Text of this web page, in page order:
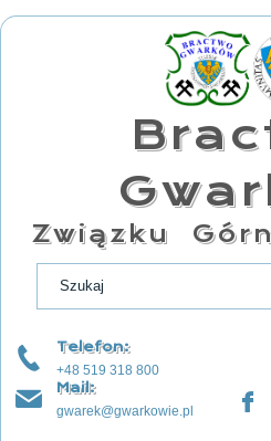
Związku
Telefon:
+48 519 318 800
Mail:
gwarek@gwarkowie.pl